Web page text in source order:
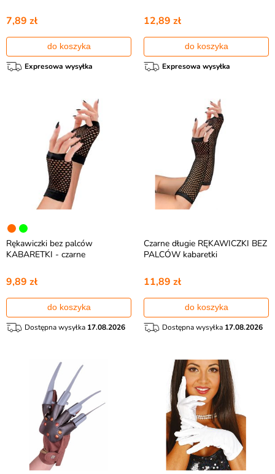
7,89 zł
do koszyka
Expresowa wysyłka
12,89 zł
do koszyka
Expresowa wysyłka
Rękawiczki bez palców
KABARETKI - czarne
9,89 zł
do koszyka
Dostępna wysyłka 17.08.2026
Czarne długie RĘKAWICZKI BEZ
PALCÓW kabaretki
11,89 zł
do koszyka
Dostępna wysyłka 17.08.2026